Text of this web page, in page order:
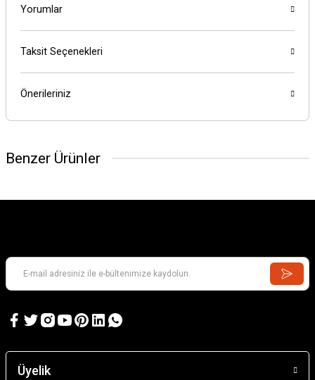
Yorumlar
Taksit Seçenekleri
Önerileriniz
Benzer Ürünler
Üyelik